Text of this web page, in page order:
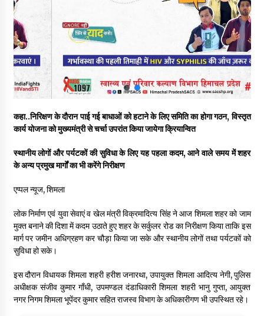
पिंजौर-बद्दी फोरलेन परियोजना को मिली बड़ी गति, 378.48 करोड़ की लागत
से बैलेंस कार्य का अवार्ड जारी : हर्ष महाजन
05/08/2026
वन विभाग एवं रेड क्रॉस सोसायटी के संयुक्त तत्वावधान में शूराला में वृक्षारोपण
05/08/2026
हिमाचल में प्रतिशोध की राजनीति के खिलाफ भाजपा ने शिमला CM आवास
ओकओवर घेराव में किया शक्ति प्रदर्शन
ऊना में PWD का जेई 8 हजार रुपये रिश्वत लेते गिरफ्तार, ठेकेदार का बिल
पास करने के लिए मांगी थी घूस
कहा..निरिक्षण के दौरान पाई गई बाधाओं को हटाने के लिए समिति का होगा गठन, विस्तृत
कार्य योजना को मुख्यमंत्री से चर्चा उपरांत किया जायेगा क्रियान्वित
स्थानीय लोगों और पर्यटकों की सुविधा के लिए यह पहला कदम, आने वाले समय में शहर
के अन्य प्रमुख मार्गों का भी करेंगे निरीक्षण
एप्पल न्यूज, शिमला
लोक निर्माण एवं युवा सेवाएं व खेल मंत्री विक्रमादित्य सिंह ने आज शिमला शहर को जाम
मुक्त बनाने की दिशा में कदम उठाते हुए शहर के सर्कुलर रोड का निरीक्षण किया ताकि इस
मार्ग पर जमीन अधिग्रहण कर चौड़ा किया जा सके और स्थानीय लोगों तथा पर्यटकों को
सुविधा हो सके।
इस दौरान विधायक शिमला शहरी हरीश जनारथा, उपायुक्त शिमला आदित्य नेगी, पुलिस
अधीक्षक संजीव कुमार गाँधी, उपमण्डल दंडाधिकारी शिमला शहरी भानु गुप्ता, आयुक्त
नगर निगम शिमला भूपेंदर कुमार सहित राजस्व विभाग के अधिकारीगण भी उपस्थित रहे।